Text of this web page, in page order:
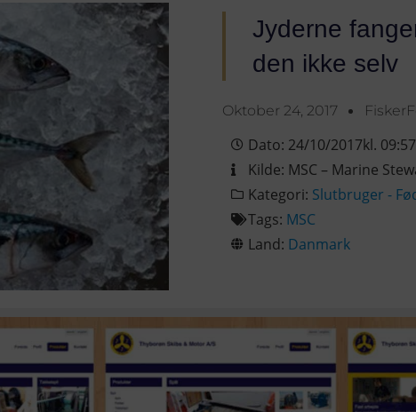
Jyderne
den ikke selv
Oktober 24, 2017
Dato: 24/10/2017kl. 09:57
Kilde: MSC – Marine
Kategori: Slutbruger -
Tags: MSC
Land: Danmark